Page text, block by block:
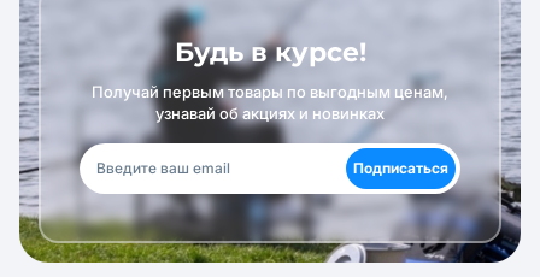
Будь в курсе!
Получай первым товары по выгодным ценам,
узнавай об акциях и новинках
Подписаться